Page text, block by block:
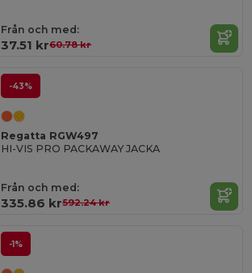
Från och med:
37.51 kr60.78 kr
-43%
Regatta RGW497
HI-VIS PRO PACKAWAY JACKA
Från och med:
335.86 kr592.24 kr
-1%